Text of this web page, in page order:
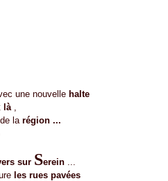
une nouvelle halte
là,
larégion ...
sur Serein ...
les rues pavées